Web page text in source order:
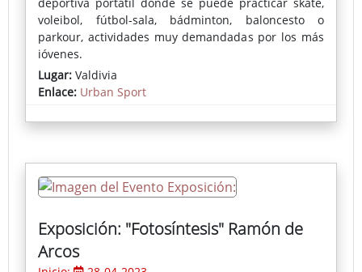
voleibol, fútbol-sala, bádminton, baloncesto o
parkour, actividades muy demandadas por los más
jóvenes.
Lugar: Valdivia
Enlace: Urban Sport
Exposición: "Fotosíntesis" Ramón de
Arcos